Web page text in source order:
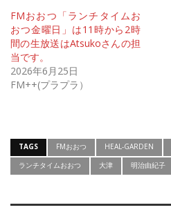
FMおおつ「ランチタイムお
おつ金曜日」は11時から2時
間の生放送はAtsukoさんの担
当です。
2026年6月25日
FM++(プラプラ）
TAGS FMおおつ HEAL-GARDEN
ランチタイムおおつ
大津 明治由紀子